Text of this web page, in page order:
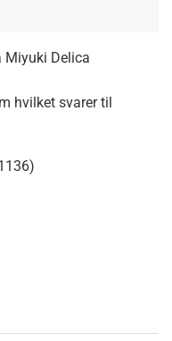
Miyuki Delica
hvilket svarer til